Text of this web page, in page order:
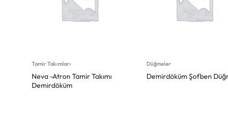
Tamir Takımları
Neva -Atron Tamir Takımı
Demirdöküm
Düğmeler
Demirdöküm Şofben